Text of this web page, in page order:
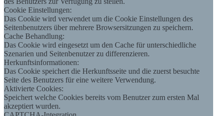
Cookie Einstellungen:
Das Cookie wird verwendet um die Cookie Einstellungen des
Seitenbenutzers über mehrere Browsersitzungen zu speichern.
Cache Behandlung:
Das Cookie wird eingesetzt um den Cache für unterschiedliche
Szenarien und Seitenbenutzer zu differenzieren.
Herkunftsinformationen:
Das Cookie speichert die Herkunftsseite und die zuerst besuchte
Seite des Benutzers für eine weitere Verwendung.
Aktivierte Cookies:
Speichert welche Cookies bereits vom Benutzer zum ersten Mal
akzeptiert wurden.